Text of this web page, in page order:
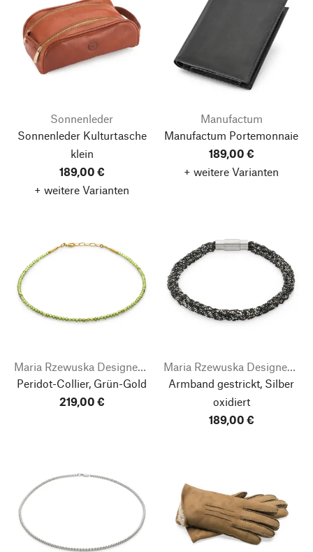
Sonnenleder
Sonnenleder Kulturtasche
klein
189,00 €
+ weitere Varianten
Manufactum
Manufactum Portemonnaie
189,00 €
+ weitere Varianten
Maria Rzewuska Designerschmuck
Peridot-Collier, Grün-Gold
219,00 €
Maria Rzewuska Designerschmuck
Armband gestrickt, Silber
oxidiert
189,00 €